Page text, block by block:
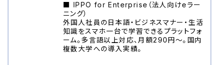
■ IPPO for Enterprise（法人向けeラー
ニング）
外国人社員の日本語・ビジネスマナー・生活
知識をスマホ一台で学習できるプラットフォ
ーム。多言語以上対応、月額290円〜。国内
複数大学への導入実績。